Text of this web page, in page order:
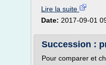
Lire la suite
Date: 2017-09-01
Succession :
Pour comparer et